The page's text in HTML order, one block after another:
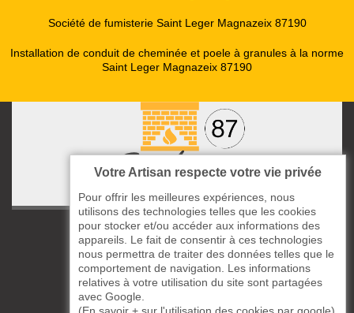
Société de fumisterie Saint Leger Magnazeix 87190
Installation de conduit de cheminée et poele à granules à la norme
Saint Leger Magnazeix 87190
ccas le Bourg
87220 Boisseuil
05 33 06 14 49
06 37 57 44 80
Votre Artisan respecte votre vie privée
Pour offrir les meilleures expériences, nous
utilisons des technologies telles que les cookies
pour stocker et/ou accéder aux informations des
appareils. Le fait de consentir à ces technologies
nous permettra de traiter des données telles que le
comportement de navigation. Les informations
relatives à votre utilisation du site sont partagées
avec Google.